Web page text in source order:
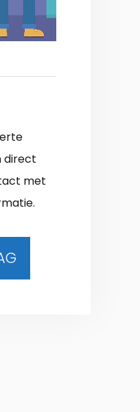
direct
met